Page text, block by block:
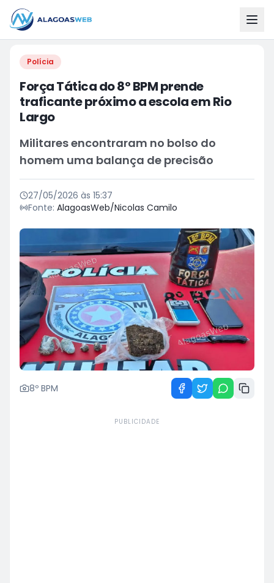
Polícia
Força Tática do 8º BPM prende
traficante próximo a escola em Rio
Largo
Militares encontraram no bolso do
homem uma balança de precisão
27/05/2026 às 15:37
Fonte: AlagoasWeb/Nicolas Camilo
8º BPM
PUBLICIDADE